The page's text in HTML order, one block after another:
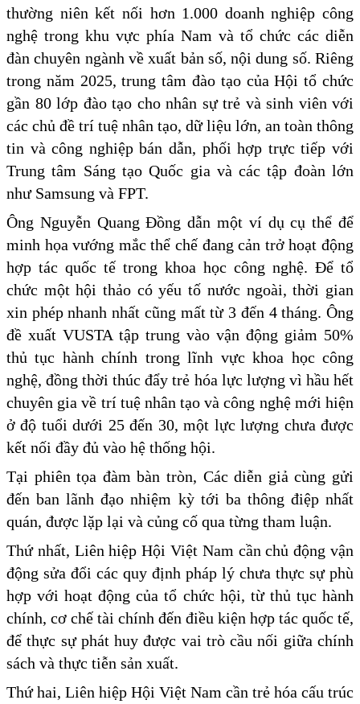
thường niên kết nối hơn 1.000 doanh nghiệp công
nghệ trong khu vực phía Nam và tổ chức các diễn
đàn chuyên ngành về xuất bản số, nội dung số. Riêng
trong năm 2025, trung tâm đào tạo của Hội tổ chức
gần 80 lớp đào tạo cho nhân sự trẻ và sinh viên với
các chủ đề trí tuệ nhân tạo, dữ liệu lớn, an toàn thông
tin và công nghiệp bán dẫn, phối hợp trực tiếp với
Trung tâm Sáng tạo Quốc gia và các tập đoàn lớn
như Samsung và FPT.
Ông Nguyễn Quang Đồng dẫn một ví dụ cụ thể để
minh họa vướng mắc thể chế đang cản trở hoạt động
hợp tác quốc tế trong khoa học công nghệ. Để tổ
chức một hội thảo có yếu tố nước ngoài, thời gian
xin phép nhanh nhất cũng mất từ 3 đến 4 tháng. Ông
đề xuất VUSTA tập trung vào vận động giảm 50%
thủ tục hành chính trong lĩnh vực khoa học công
nghệ, đồng thời thúc đẩy trẻ hóa lực lượng vì hầu hết
chuyên gia về trí tuệ nhân tạo và công nghệ mới hiện
ở độ tuổi dưới 25 đến 30, một lực lượng chưa được
kết nối đầy đủ vào hệ thống hội.
Tại phiên tọa đàm bàn tròn, Các diễn giả cùng gửi
đến ban lãnh đạo nhiệm kỳ tới ba thông điệp nhất
quán, được lặp lại và củng cố qua từng tham luận.
Thứ nhất, Liên hiệp Hội Việt Nam cần chủ động vận
động sửa đổi các quy định pháp lý chưa thực sự phù
hợp với hoạt động của tổ chức hội, từ thủ tục hành
chính, cơ chế tài chính đến điều kiện hợp tác quốc tế,
để thực sự phát huy được vai trò cầu nối giữa chính
sách và thực tiễn sản xuất.
Thứ hai, Liên hiệp Hội Việt Nam cần trẻ hóa cấu trúc